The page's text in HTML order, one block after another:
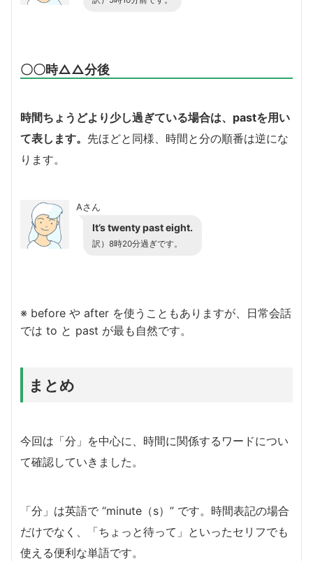
〇〇時△△分後
時間ちょうどより少し過ぎている場合は、pastを用い
て表します。 先ほどと同様、時間と分の順番は逆にな
ります。
Aさん
It’s twenty past eight.
訳）8時20分過ぎです。
※ before や after を使うこともありますが、日常会話
では to と past が最も自然です。
まとめ
今回は「分」を中心に、時間に関係するワードについ
て確認していきました。
「分」は英語で “minute（s）” です。時間表記の場合
だけでなく、「ちょっと待って」といったセリフでも
使える便利な単語です。